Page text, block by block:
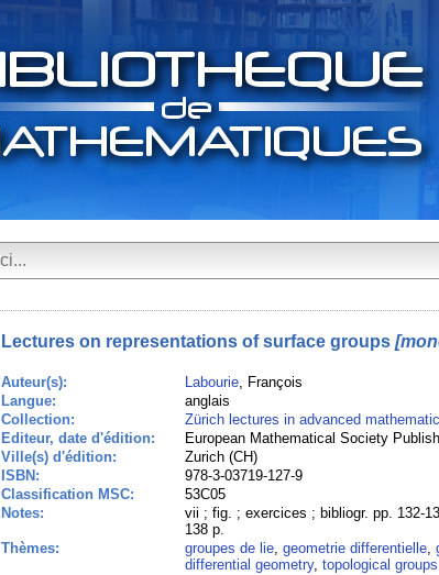
Lectures on representations of surface groups
Auteur(s): Labourie, François
Langue:
anglais
Collection:
Zürich lectures in advanced
Editeur, date d'édition:
European Mathematical Society
Ville(s) d'édition:
Zurich (CH)
ISBN:
978-3-03719-127-9
Classification MSC:
53C05
Notes:
vii ; fig. ; exercices ; bibliogr. pp. 132-
138 p.
Thèmes:
groupes de lie, geometrie differentielle,
differential geometry, topological groups